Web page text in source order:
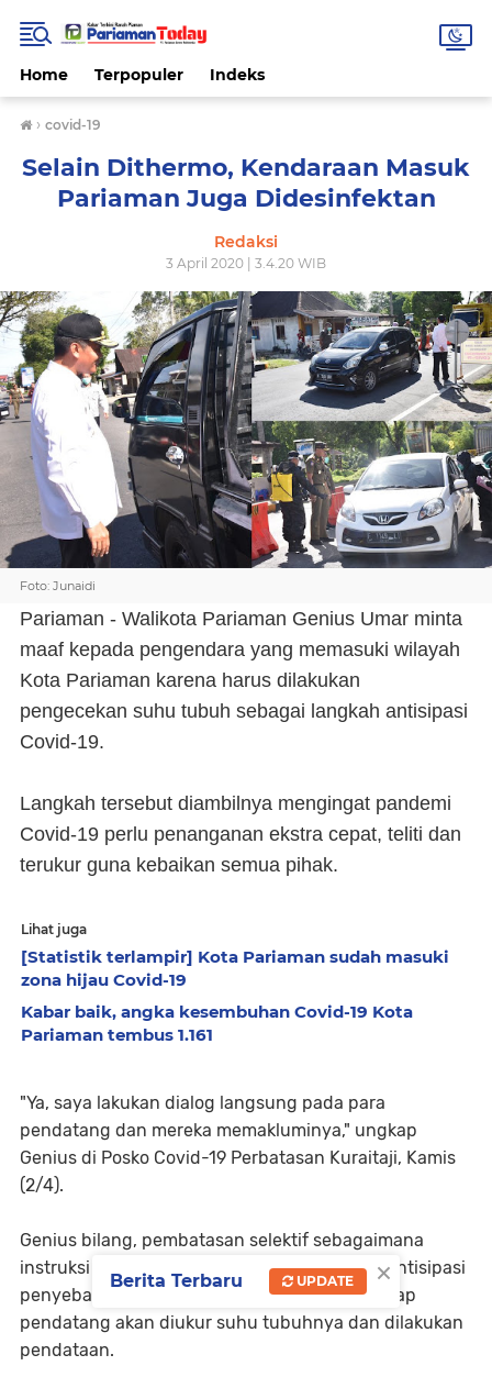
Home Terpopuler Indeks
› covid-19
Selain Dithermo, Kendaraan Masuk
Pariaman Juga Didesinfektan
Redaksi
3 April 2020 | 3.4.20 WIB
Foto: Junaidi
Pariaman - Walikota Pariaman Genius Umar minta
maaf kepada pengendara yang memasuki wilayah
Kota Pariaman karena harus dilakukan
pengecekan suhu tubuh sebagai langkah antisipasi
Covid-19.
Langkah tersebut diambilnya mengingat pandemi
Covid-19 perlu penanganan ekstra cepat, teliti dan
terukur guna kebaikan semua pihak.
Lihat juga
[Statistik terlampir] Kota Pariaman sudah masuki
zona hijau Covid-19
Kabar baik, angka kesembuhan Covid-19 Kota
Pariaman tembus 1.161
"Ya, saya lakukan dialog langsung pada para
pendatang dan mereka memakluminya," ungkap
Genius di Posko Covid-19 Perbatasan Kuraitaji, Kamis
(2/4).
Genius bilang, pembatasan selektif sebagaimana
instruksi Gubernur Sumbar sebagai langkah antisipasi
penyebaran Covid-19 bagi setiap daerah. Setiap
pendatang akan diukur suhu tubuhnya dan dilakukan
pendataan.
×
Berita Terbaru UPDATE